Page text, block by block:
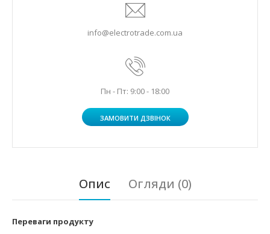
info@electrotrade.com.ua
Пн - Пт: 9:00 - 18:00
ЗАМОВИТИ ДЗВІНОК
Опис Огляди (0)
Переваги продукту